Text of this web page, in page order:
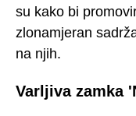
su kako bi
zlonamjeran
na njih.
Varljiva zamka